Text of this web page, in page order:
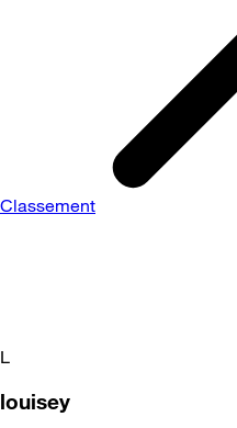
Classement
L
louisey